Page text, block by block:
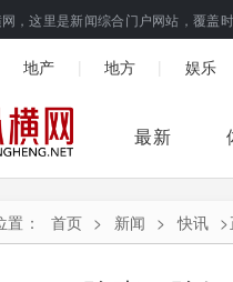
，这里是新闻综合门户网站，覆盖
地产 地方 娱乐
最新
置： 首页 > 新闻 > 快讯 >